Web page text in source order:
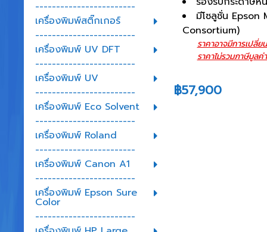
------------------------
เครื่องพิมพ์สติ๊กเกอร์
------------------------
เครื่องพิมพ์ UV DFT
------------------------
เครื่องพิมพ์ UV
------------------------
เครื่องพิมพ์ Eco Solvent
------------------------
เครื่องพิมพ์ Roland
------------------------
เครื่องพิมพ์ Canon A1
------------------------
เครื่องพิมพ์ Epson Sure
Color
------------------------
มีโซลูชั่น Epson
Consortium)
ราคาอาจมีการเปลี่
ราคาไม่รวมภาษีมูล
฿57,900